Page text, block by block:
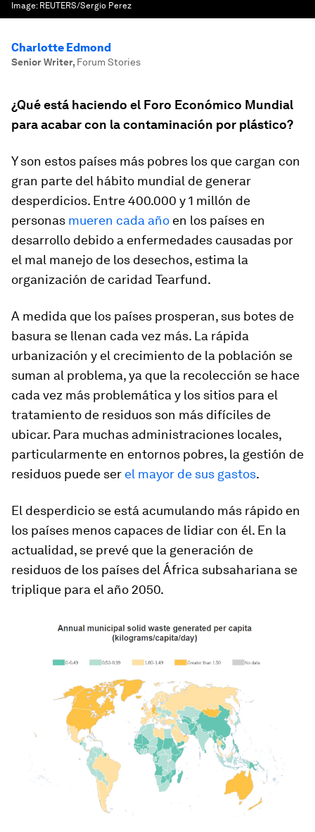
Image: REUTERS/Sergio Perez
Charlotte Edmond
Senior Writer, Forum Stories
¿Qué está haciendo el Foro Económico Mundial
para acabar con la contaminación por plástico?
Y son estos países más pobres los que cargan con
gran parte del hábito mundial de generar
desperdicios. Entre 400.000 y 1 millón de
personas mueren cada año en los países en
desarrollo debido a enfermedades causadas por
el mal manejo de los desechos, estima la
organización de caridad Tearfund.
A medida que los países prosperan, sus botes de
basura se llenan cada vez más. La rápida
urbanización y el crecimiento de la población se
suman al problema, ya que la recolección se hace
cada vez más problemática y los sitios para el
tratamiento de residuos son más difíciles de
ubicar. Para muchas administraciones locales,
particularmente en entornos pobres, la gestión de
residuos puede ser el mayor de sus gastos.
El desperdicio se está acumulando más rápido en
los países menos capaces de lidiar con él. En la
actualidad, se prevé que la generación de
residuos de los países del África subsahariana se
triplique para el año 2050.